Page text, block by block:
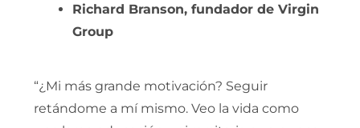
Richard Branson, fundador de Virgin
Group
“¿Mi más grande motivación? Seguir
retándome a mí mismo. Veo la vida como